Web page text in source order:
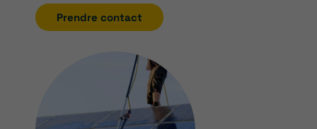
Prendre contact